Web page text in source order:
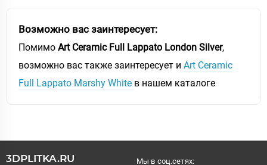
Возможно вас заинтересует:
Помимо Art Ceramic Full Lappato London Silver,
возможно вас также заинтересует и Art Ceramic
Full Lappato Marshy White в нашем каталоге
3DPLITKA.RU Мы в соц.сетях: